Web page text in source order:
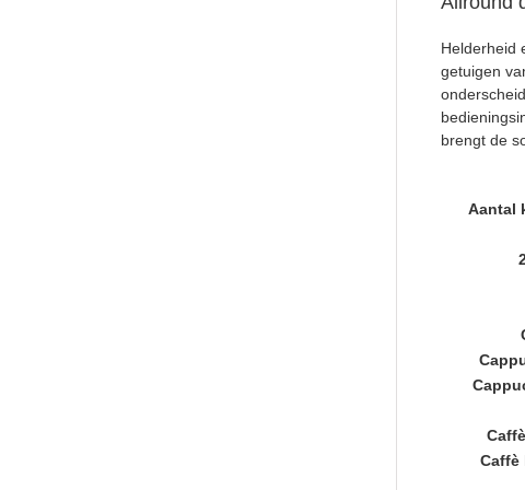
Helderheid
getuigen
brengt de
Aantal
Caffè